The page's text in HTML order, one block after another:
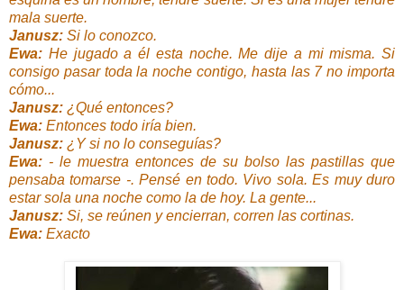
mala suerte.
Janusz: Si lo conozco.
Ewa: He jugado a él esta noche. Me dije a mi misma. Si
consigo pasar toda la noche contigo, hasta las 7 no importa
cómo...
Janusz: ¿Qué entonces?
Ewa: Entonces todo iría bien.
Janusz: ¿Y si no lo conseguías?
Ewa: - le muestra entonces de su bolso las pastillas que
pensaba tomarse -. Pensé en todo. Vivo sola. Es muy duro
estar sola una noche como la de hoy. La gente...
Janusz: Si, se reúnen y encierran, corren las cortinas.
Ewa: Exacto